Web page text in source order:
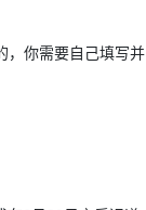
，你需要自己填写并